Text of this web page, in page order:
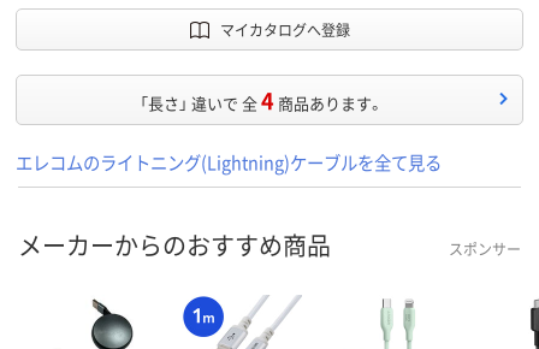
マイカタログへ登録
「長さ」 違いで 全4 商品あります。
エレコムのライトニング(Lightning)ケーブルを全て見る
メーカーからのおすすめ商品 スポンサー